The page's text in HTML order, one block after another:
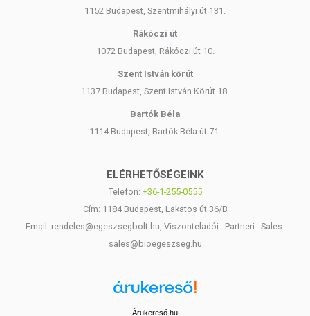
1152 Budapest, Szentmihályi út 131.
Rákóczi út
1072 Budapest, Rákóczi út 10.
Szent István körút
1137 Budapest, Szent István Körút 18.
Bartók Béla
1114 Budapest, Bartók Béla út 71.
ELÉRHETŐSÉGEINK
Telefon: +36-1-255-0555
Cím: 1184 Budapest, Lakatos út 36/B
Email: rendeles@egeszsegbolt.hu, Viszonteladói - Partneri - Sales:
sales@bioegeszseg.hu
Árukereső.hu